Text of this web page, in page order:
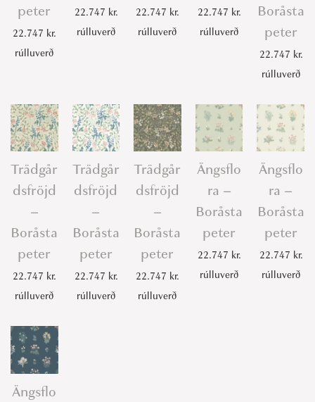
peter
22.747 kr.
rúlluverð
22.747 kr.
rúlluverð
22.747 kr.
rúlluverð
22.747 kr.
rúlluverð
Boråsta
peter
22.747 kr.
rúlluverð
Trädgår
dsfröjd
–
Boråsta
peter
22.747 kr.
rúlluverð
Trädgår
dsfröjd
–
Boråsta
peter
22.747 kr.
rúlluverð
Trädgår
dsfröjd
–
Boråsta
peter
22.747 kr.
rúlluverð
Ängsflo
ra –
Boråsta
peter
22.747 kr.
rúlluverð
Ängsflo
ra –
Boråsta
peter
22.747 kr.
rúlluverð
Ängsflo